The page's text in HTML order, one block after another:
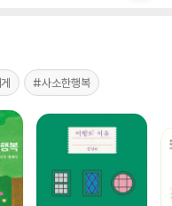
#사소한행복